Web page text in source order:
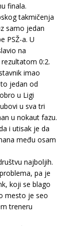
finala.
takmičenja
samo jedan
PSŽ-a. U
na
0:2.
imao
jedan od
u Ligi
u sva tri
u nokaut fazu.
i utisak je da
među osam
najboljih.
pa je
koji se blago
mesto je seo
treneru